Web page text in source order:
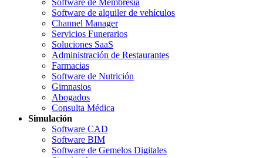
Software de alquiler de vehículos
Channel Manager
Servicios Funerarios
Soluciones SaaS
Administración de Restaurantes
Farmacias
Software de Nutrición
Gimnasios
Abogados
Consulta Médica
Simulación
Software CAD
Software BIM
Software de Gemelos Digitales